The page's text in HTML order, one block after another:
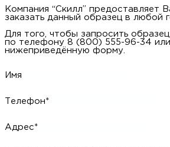
Компания “Скилл” предоставляет
заказать данный образец в любой
Для того, чтобы запросить
по телефону 8 (800) 555-96-34 или
нижеприведённую форму.
Имя
Телефон*
Адрес*